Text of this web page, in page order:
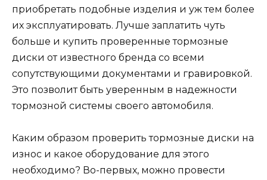
приобретать подобные изделия и уж тем более
их эксплуатировать. Лучше заплатить чуть
больше и купить проверенные тормозные
диски от известного бренда со всеми
сопутствующими документами и гравировкой.
Это позволит быть уверенным в надежности
тормозной системы своего автомобиля.
Каким образом проверить тормозные диски на
износ и какое оборудование для этого
необходимо? Во-первых, можно провести